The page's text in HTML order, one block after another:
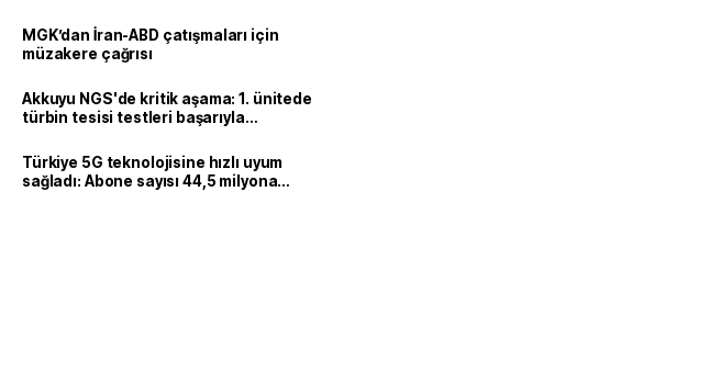
MGK’dan İran-ABD çatışmaları için
müzakere çağrısı
Akkuyu NGS'de kritik aşama: 1. ünitede
türbin tesisi testleri başarıyla
Türkiye 5G teknolojisine hızlı uyum
sağladı: Abone sayısı 44,5 milyona